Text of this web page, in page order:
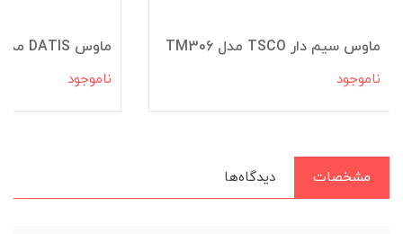
ماوس سیم دار TSCO مدل TM306
ناموجود
ماوس DATIS مدل E-400
ناموجود
مشخصات دیدگاه‌ها